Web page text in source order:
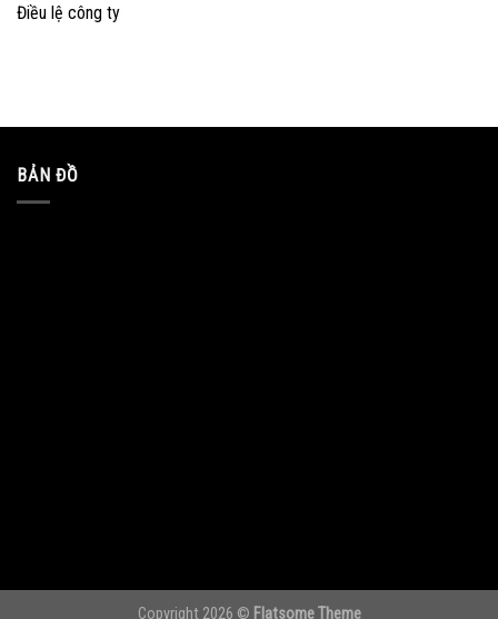
Điều lệ công ty
BẢN ĐỒ
Copyright 2026 © Flatsome Theme